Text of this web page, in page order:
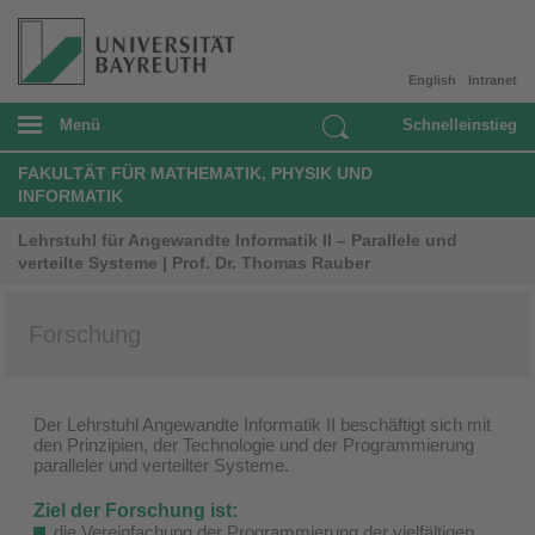
Intranet
English
Menü Schnelleinstieg
FAKULTÄT FÜR MATHEMATIK, PHYSIK UND
INFORMATIK
Lehrstuhl für Angewandte Informatik II – Parallele und
verteilte Systeme | Prof. Dr. Thomas Rauber
Forschung
Der Lehrstuhl Angewandte Informatik II beschäftigt sich mit
den Prinzipien, der Technologie und der Programmierung
paralleler und verteilter Systeme.
Ziel der Forschung ist: